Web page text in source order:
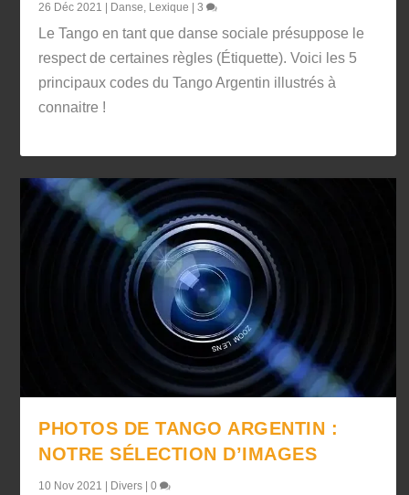
26 Déc 2021 Danse, Lexique |3
Le Tango en tant que danse sociale présuppose le
respect de certaines règles (Étiquette). Voici les 5
principaux codes du Tango Argentin illustrés à
connaitre !
PHOTOS DE TANGO ARGENTIN :
NOTRE SÉLECTION D’IMAGES
10 Nov 2021 | Divers |0